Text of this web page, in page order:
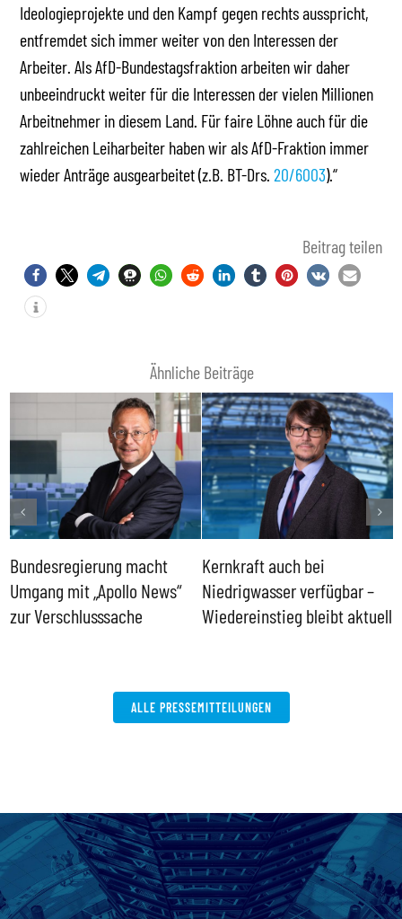
Ideologieprojekte und den Kampf gegen rechts ausspricht,
entfremdet sich immer weiter von den Interessen der
Arbeiter. Als AfD-Bundestagsfraktion arbeiten wir daher
unbeeindruckt weiter für die Interessen der vielen Millionen
Arbeitnehmer in diesem Land. Für faire Löhne auch für die
zahlreichen Leiharbeiter haben wir als AfD-Fraktion immer
wieder Anträge ausgearbeitet (z.B. BT-Drs.20/6003).“
Beitrag teilen
Ähnliche Beiträge
Bundesregierung macht
Umgang mit „Apollo News“
zur Verschlusssache
Kernkraft auch bei
Niedrigwasser verfügbar –
Wiedereinstieg bleibt aktuell
ALLE PRESSEMITTEILUNGEN